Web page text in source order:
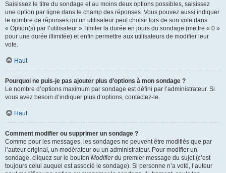
Saisissez le titre du sondage et au moins deux options possibles, saisissez
une option par ligne dans le champ des réponses. Vous pouvez aussi indiquer
le nombre de réponses qu’un utilisateur peut choisir lors de son vote dans
« Option(s) par l’utilisateur », limiter la durée en jours du sondage (mettre « 0 »
pour une durée illimitée) et enfin permettre aux utilisateurs de modifier leur
vote.
Haut
Pourquoi ne puis-je pas ajouter plus d’options à mon sondage ?
Le nombre d’options maximum par sondage est défini par l’administrateur. Si
vous avez besoin d’indiquer plus d’options, contactez-le.
Haut
Comment modifier ou supprimer un sondage ?
Comme pour les messages, les sondages ne peuvent être modifiés que par
l’auteur original, un modérateur ou un administrateur. Pour modifier un
sondage, cliquez sur le bouton Modifierdu premier message du sujet (c’est
toujours celui auquel est associé le sondage). Si personne n’a voté, l’auteur